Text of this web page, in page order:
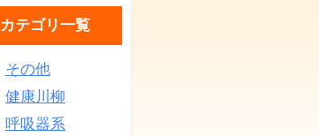
カテゴリ一覧
その他
健康川柳
呼吸器系